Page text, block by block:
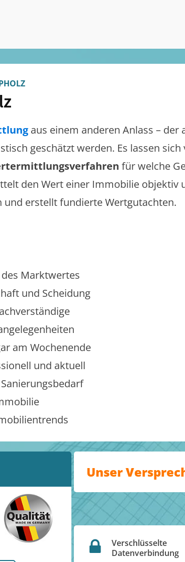
aus einem anderen Anlass – der
geschätzt werden. Es lassen
für welche
den Wert einer Immobilie objektiv
und erstellt fundierte Wertgutachten.
Marktwertes
und Scheidung
am Wochenende
und aktuell
Unser
Verschlüsselte
Datenverbindung